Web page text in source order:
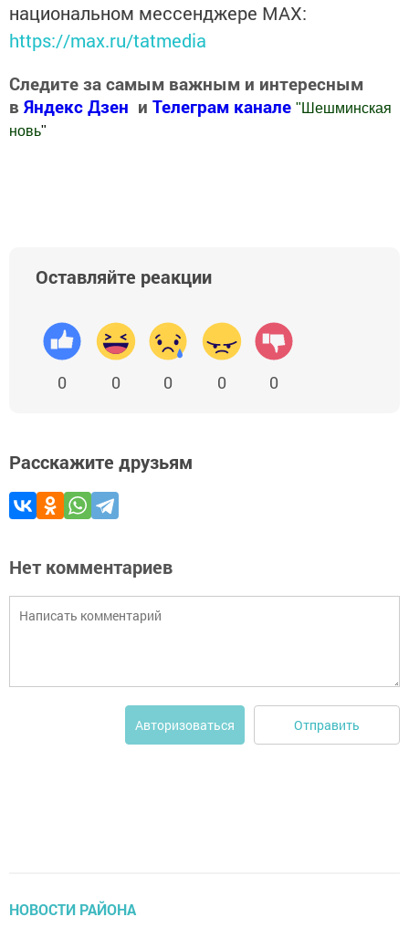
национальном мессенджере MАХ:
https://max.ru/tatmedia
Следите за самым важным и интересным
в Яндекс Дзен и Телеграм канале " Шешминская
новь"
Оставляйте реакции
0 0 0 0 0
Расскажите друзьям
Нет комментариев
Авторизоваться Отправить
НОВОСТИ РАЙОНА